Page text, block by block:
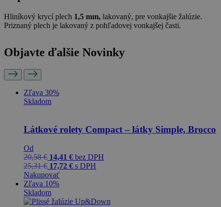
Hliníkový krycí plech 1,5 mm, lakovaný, pre vonkajšie žalúzie.
Priznaný plech je lakovaný z pohľadovej vonkajšej časti.
Objavte ďalšie Novinky
Zľava 30%
Skladom
Látkové rolety Compact – látky Simple, Brocco
Od
20,58€ 14,41 € bez DPH
25,31€ 17,72 € s DPH
Nakupovať
Zľava 10%
Skladom